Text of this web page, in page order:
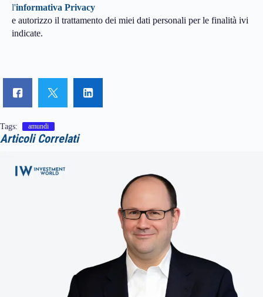
l'informativa Privacy
e autorizzo il trattamento dei miei dati personali per le finalità ivi
indicate.
Tags: amundi
Articoli Correlati